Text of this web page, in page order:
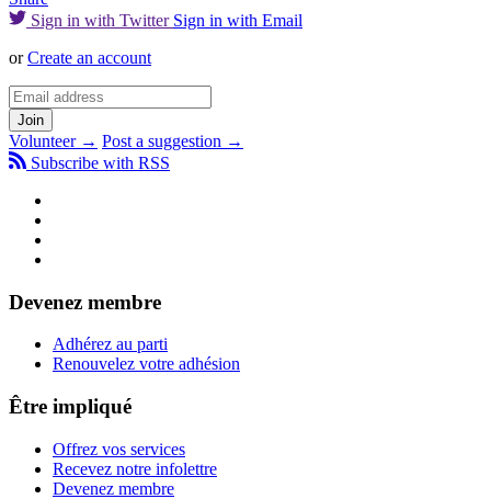
Sign in with Twitter Sign in with Email
orCreate an account
Volunteer → Post a suggestion →
Subscribe with RSS
Devenez membre
Adhérez au parti
Renouvelez votre adhésion
Être impliqué
Offrez vos services
Recevez notre infolettre
Devenez membre